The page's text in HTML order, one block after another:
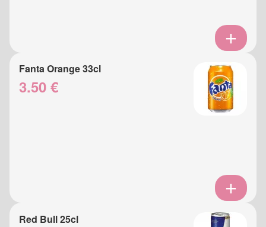
Fanta Orange 33cl
3.50 €
Red Bull 25cl